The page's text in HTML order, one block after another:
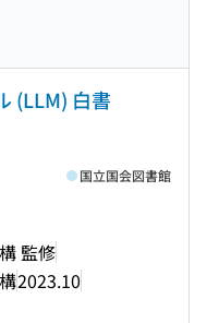
(LLM) 白書
監修
2023.10
国立国会図書館